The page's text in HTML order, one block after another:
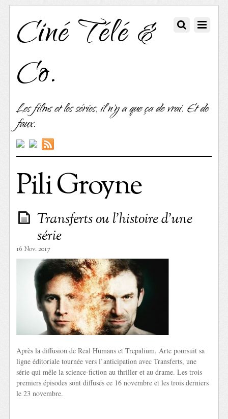
Ciné Télé &
Co.
Les films et les séries, il n'y a que ça de vrai. Et de
faux.
Pili Groyne
Transferts ou l’histoire d’une
série
16 Nov. 2017
Après la diffusion de Real Humans et Trepalium, Arte poursuit sa
ligne éditoriale tournée vers l’anticipation avec Transferts, une
série qui mêle la science-fiction au thriller et au drame. Les trois
premiers épisodes sont diffusés ce 16 novembre et les trois derniers
le 23 novembre.